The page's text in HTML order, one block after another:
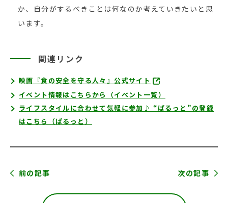
か、自分がするべきことは何なのか考えていきたいと思
います。
関連リンク
映画『食の安全を守る人々』公式サイト
イベント情報はこちらから（イベント一覧）
ライフスタイルに合わせて気軽に参加♪ “ぱるっと”の登録
はこちら（ぱるっと）
前の記事 次の記事